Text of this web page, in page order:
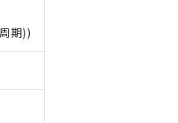
期))
替える予定のある商品です。
、対応品を出す予定はありませ
中または確認中の商品です。
示します。
を示します。